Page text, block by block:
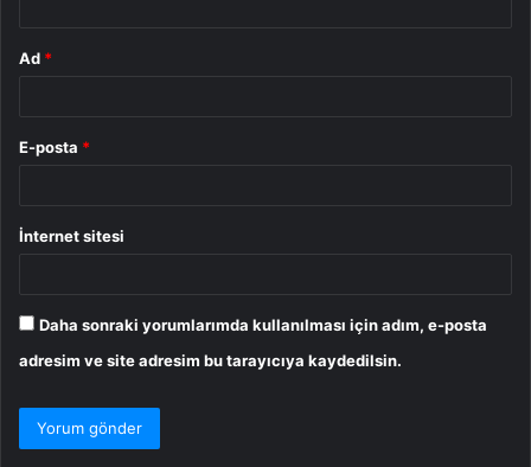
Ad *
E-posta *
İnternet sitesi
Daha sonraki yorumlarımda kullanılması için adım, e-posta
adresim ve site adresim bu tarayıcıya kaydedilsin.